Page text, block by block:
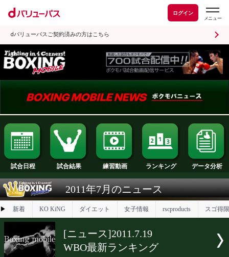
ログイン
dバリューパスご契約済みの方はこちら
試合日程 試合結果 練習動画 ランキング
2011年7月のニュース
▶ 新着 KO KiNG ダイエット 女子情報